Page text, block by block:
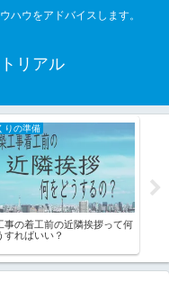
ハウをアドバイスします。
リアル
りの準備
事の着工前の近隣挨拶って何
すればいい？